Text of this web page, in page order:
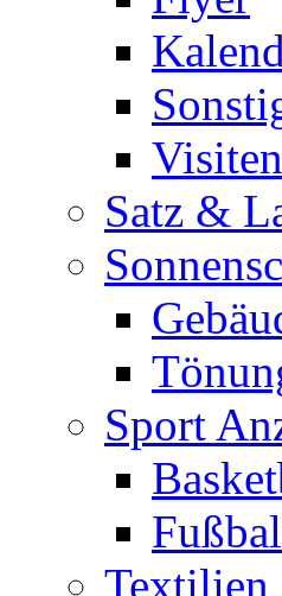
Satz &
Sport
Textilien